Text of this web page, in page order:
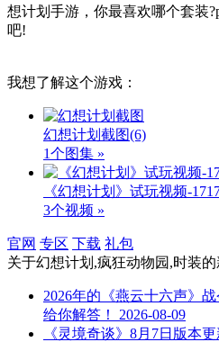
想计划手游，你最喜欢哪个套装
吧!
我想了解这个游戏：
幻想计划截图(6)
1个图集 »
《幻想计划》试玩视频-
3个视频 »
官网 专区 下载 礼包
关于幻想计划,疯狂动物园,时装的
2026年的《燕云十六声》
给你解答！
2026-08-09
《灵境奇谈》8月7日版本